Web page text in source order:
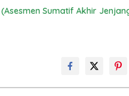
Sumatif Akhir